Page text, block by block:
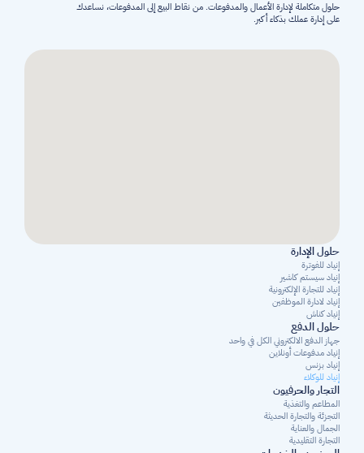
على إدارة عملك بذكاء أكبر.
حلول الإدارة
إنياد للفوترة
إنياد سيستم كاشير
إنياد للتجارة الإلكترونية
إنياد لادارة الموظفين
إنياد كناش
حلول الدفع
جهاز الدفع الالكتروني الكل في واحد
إنياد مدفوعات أونلاين
إنياد بزنس
إنياد للوكلاء
التجار والحرفيون
المطاعم والتغذية
التجزئة والتجارة الحديثة
الجمال والعناية
التجارة التقليدية